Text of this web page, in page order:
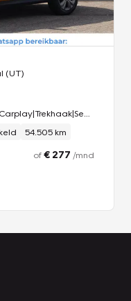
weten wanneer u wilt
(UT)
54.505 km
of€ 277 /mnd